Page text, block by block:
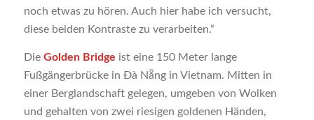
noch etwas zu hören. Auch hier habe ich versucht,
diese beiden Kontraste zu verarbeiten.“
Die Golden Bridge ist eine 150 Meter lange
Fußgängerbrücke in Đà Nẵng in Vietnam. Mitten in
einer Berglandschaft gelegen, umgeben von Wolken
und gehalten von zwei riesigen goldenen Händen,